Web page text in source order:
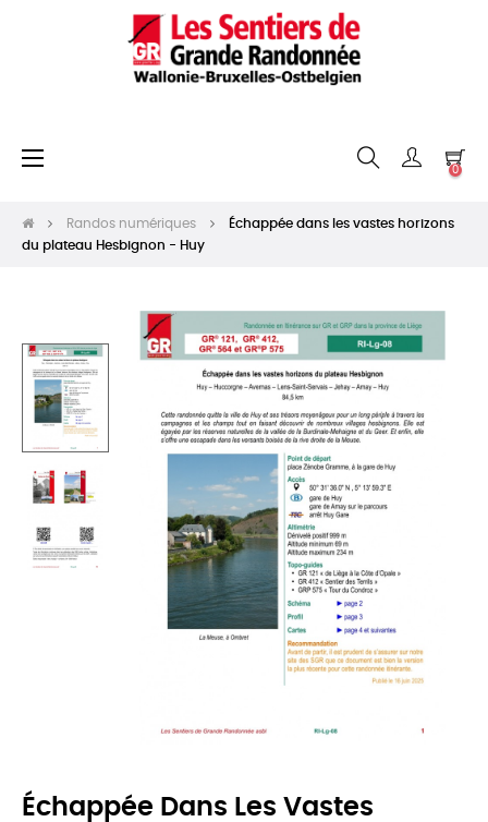
Basculer
☰
0
Randos numériques
Échappée dans les vastes horizons
du plateau Hesbignon - Huy
Échappée Dans Les Vastes